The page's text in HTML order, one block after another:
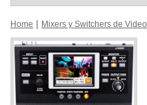
Home | Mixers y Switchers de Video